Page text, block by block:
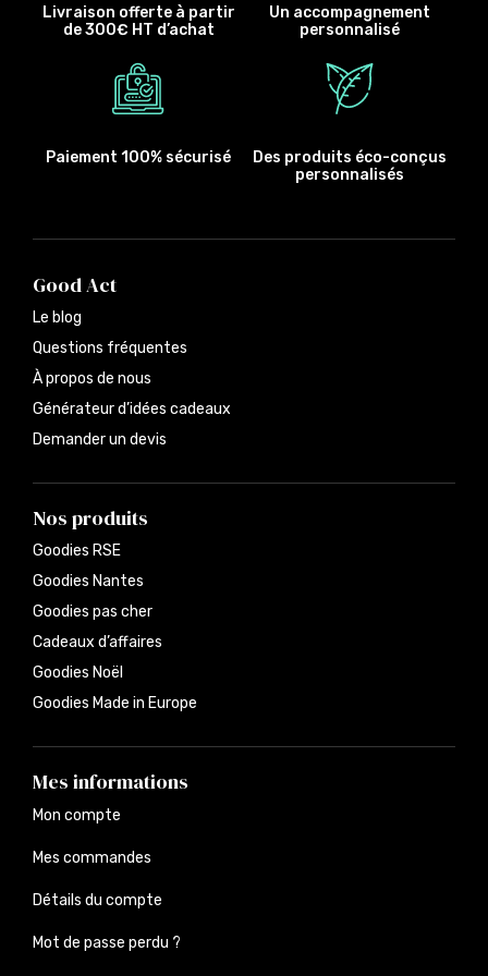
Livraison offerte à partir
de 300€ HT d’achat
Un accompagnement
personnalisé
Paiement 100% sécurisé
Des produits éco-conçus
personnalisés
Good Act
Le blog
Questions fréquentes
À propos de nous
Générateur d’idées cadeaux
Demander un devis
Nos produits
Goodies RSE
Goodies Nantes
Goodies pas cher
Cadeaux d’affaires
Goodies Noël
Goodies Made in Europe
Mes informations
Mon compte
Mes commandes
Détails du compte
Mot de passe perdu ?